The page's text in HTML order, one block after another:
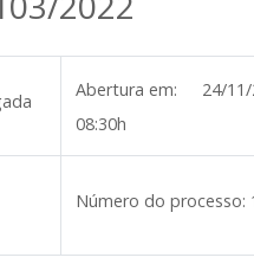
Abertura em:
24/
08:30h
Número do processo: